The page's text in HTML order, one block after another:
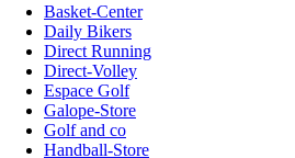
Basket-Center
Daily Bikers
Direct Running
Direct-Volley
Espace Golf
Galope-Store
Golf and co
Handball-Store